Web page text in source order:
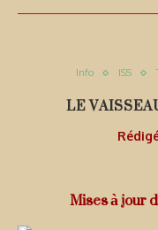
Info ISS
LE
Mises à jour